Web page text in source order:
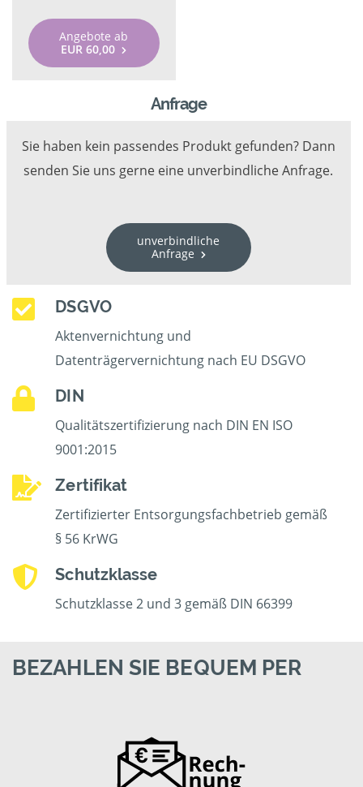
Angebote ab
EUR 60,00
Anfrage
Sie haben kein passendes Produkt gefunden? Dann
senden Sie uns gerne eine unverbindliche Anfrage.
unverbindliche
Anfrage
DSGVO
Aktenvernichtung und
Datenträgervernichtung nach EU DSGVO
DIN
Qualitätszertifizierung nach DIN EN ISO
9001:2015
Zertifikat
Zertifizierter Entsorgungsfachbetrieb gemäß
§ 56 KrWG
Schutzklasse
Schutzklasse 2 und 3 gemäß DIN 66399
BEZAHLEN SIE BEQUEM PER